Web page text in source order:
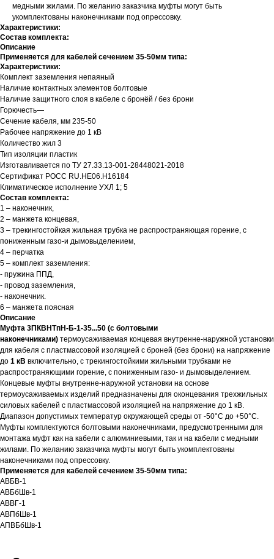
медными жилами. По желанию заказчика муфты могут быть
укомплектованы наконечниками под опрессовку.
Характеристики:
Состав комплекта:
Описание
Применяется для кабелей сечением 35-50мм типа:
Характеристики:
Комплект заземления непаяный
Наличие контактных элементов болтовые
Наличие защитного слоя в кабеле с бронёй / без брони
Горючесть—
Сечение кабеля, мм 235-50
Рабочее напряжение до 1 кВ
Количество жил 3
Тип изоляции пластик
Изготавливается по ТУ 27.33.13-001-28448021-2018
Сертификат РОСС RU.HЕ06.Н16184
Климатическое исполнение УХЛ 1; 5
Состав комплекта:
1 – наконечник,
2 – манжета концевая,
3 – трекингостойкая жильная трубка не распространяющая горение, с
пониженным газо-и дымовыделением,
4 – перчатка
5 – комплект заземления:
- пружина ППД,
- провод заземления,
- наконечник.
6 – манжета поясная
Описание
Муфта 3ПКВНТпН-Б-1-35...50 (с болтовыми
наконечниками) термоусаживаемая концевая внутренне-наружной установки
для кабеля с пластмассовой изоляцией с броней (без брони) на напряжение
до 1 кВ включительно, с трекингостойкими жильными трубками не
распространяющими горение, с пониженным газо- и дымовыделением.
Концевые муфты внутренне-наружной установки на основе
термоусаживаемых изделий предназначены для оконцевания трехжильных
силовых кабелей с пластмассовой изоляцией на напряжение до 1 кВ.
Диапазон допустимых температур окружающей среды от -50°С до +50°С.
Муфты комплектуются болтовыми наконечниками, предусмотренными для
монтажа муфт как на кабели с алюминиевыми, так и на кабели с медными
жилами. По желанию заказчика муфты могут быть укомплектованы
наконечниками под опрессовку.
Применяется для кабелей сечением 35-50мм типа:
АВБВ-1
АВБбШв-1
АВВГ-1
АВПбШв-1
АПВБбШв-1